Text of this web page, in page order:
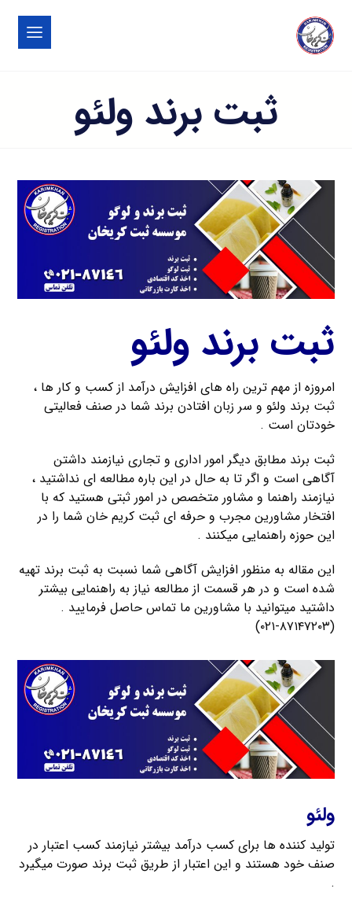
ثبت برند ولئو
ثبت برند ولئو
امروزه از مهم ترین راه های افزایش درآمد از کسب و کار ها ،
ثبت برند ولئو و سر زبان افتادن برند شما در صنف فعالیتی
خودتان است .
ثبت برند مطابق دیگر امور اداری و تجاری نیازمند داشتن
آگاهی است و اگر تا به حال در این باره مطالعه ای نداشتید ،
نیازمند راهنما و مشاور متخصص در امور ثبتی هستید که با
افتخار مشاورین مجرب و حرفه ای ثبت کریم خان شما را در
این حوزه راهنمایی میکنند .
این مقاله به منظور افزایش آگاهی شما نسبت به ثبت برند تهیه
شده است و در هر قسمت از مطالعه نیاز به راهنمایی بیشتر
داشتید میتوانید با مشاورین ما تماس حاصل فرمایید .
(۸۷۱۴۷۲۰۳-۰۲۱)
ولئو
تولید کننده ها برای کسب درآمد بیشتر نیازمند کسب اعتبار در
صنف خود هستند و این اعتبار از طریق ثبت برند صورت میگیرد
.